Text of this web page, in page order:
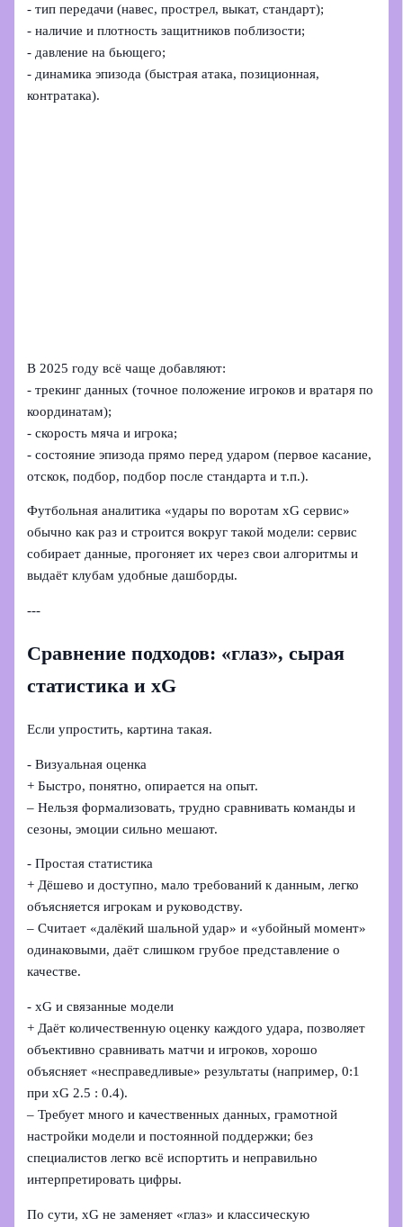
- тип передачи (навес, прострел, выкат, стандарт);
- наличие и плотность защитников поблизости;
- давление на бьющего;
- динамика эпизода (быстрая атака, позиционная,
контратака).
В 2025 году всё чаще добавляют:
- трекинг данных (точное положение игроков и вратаря по
координатам);
- скорость мяча и игрока;
- состояние эпизода прямо перед ударом (первое касание,
отскок, подбор, подбор после стандарта и т.п.).
Футбольная аналитика «удары по воротам xG сервис»
обычно как раз и строится вокруг такой модели: сервис
собирает данные, прогоняет их через свои алгоритмы и
выдаёт клубам удобные дашборды.
---
Сравнение подходов: «глаз», сырая
статистика и xG
Если упростить, картина такая.
- Визуальная оценка
+ Быстро, понятно, опирается на опыт.
– Нельзя формализовать, трудно сравнивать команды и
сезоны, эмоции сильно мешают.
- Простая статистика
+ Дёшево и доступно, мало требований к данным, легко
объясняется игрокам и руководству.
– Считает «далёкий шальной удар» и «убойный момент»
одинаковыми, даёт слишком грубое представление о
качестве.
- xG и связанные модели
+ Даёт количественную оценку каждого удара, позволяет
объективно сравнивать матчи и игроков, хорошо
объясняет «несправедливые» результаты (например, 0:1
при xG 2.5 : 0.4).
– Требует много и качественных данных, грамотной
настройки модели и постоянной поддержки; без
специалистов легко всё испортить и неправильно
интерпретировать цифры.
По сути, xG не заменяет «глаз» и классическую